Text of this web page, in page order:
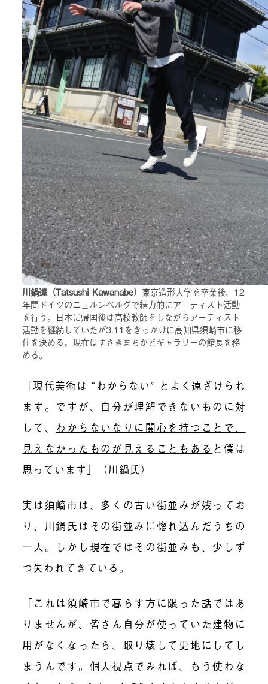
川鍋達（Tatsushi Kawanabe） 東京造形大学を卒業後、12
年間ドイツのニュルンベルグで精力的にアーティスト活動
を行う。日本に帰国後は高校教師をしながらアーティスト
活動を継続していたが3.11をきっかけに高知県須崎市に移
住を決める。現在はすさきまちかどギャラリーの館長を務
める。
「現代美術は “わからない” とよく遠ざけられ
ます。ですが、自分が理解できないものに対
して、 わからないなりに関心を持つことで、
見えなかったものが見えることもある と僕は
思っています」（川鍋氏）
実は須崎市は、多くの古い街並みが残ってお
り、川鍋氏はその街並みに惚れ込んだうちの
一人。しかし現在ではその街並みも、少しず
つ失われてきている。
「これは須崎市で暮らす方に限った話ではあ
りませんが、皆さん自分が使っていた建物に
用がなくなったら、取り壊して更地にしてし
まうんです。 個人視点でみれば、もう使わな